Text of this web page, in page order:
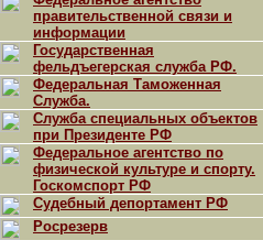
правительственной связи и
информации
Государственная
фельдъегерская служба РФ.
Федеральная Таможенная
Служба.
Служба специальных объектов
при Президенте РФ
Федеральное агентство по
физической культуре и спорту.
Госкомспорт РФ
Судебный депортамент РФ
Росрезерв